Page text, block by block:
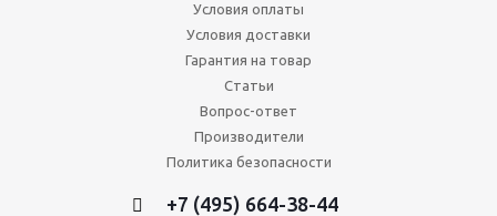
Условия оплаты
Условия доставки
Гарантия на товар
Статьи
Вопрос-ответ
Производители
Политика безопасности
+7 (495) 664-38-44